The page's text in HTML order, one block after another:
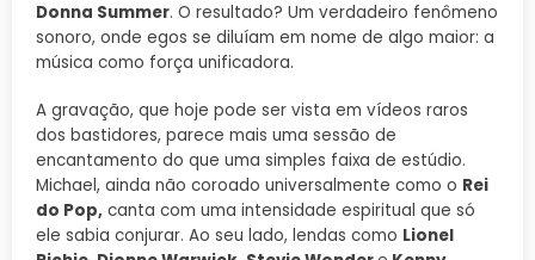
Donna Summer. O resultado? Um verdadeiro fenômeno
sonoro, onde egos se diluíam em nome de algo maior: a
música como força unificadora.
A gravação, que hoje pode ser vista em vídeos raros
dos bastidores, parece mais uma sessão de
encantamento do que uma simples faixa de estúdio.
Michael, ainda não coroado universalmente como o Rei
do Pop, canta com uma intensidade espiritual que só
ele sabia conjurar. Ao seu lado, lendas como Lionel